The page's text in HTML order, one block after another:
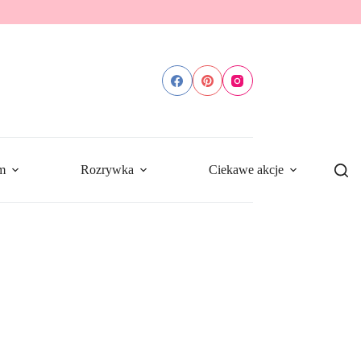
Rozrywka Ciekawe akcje